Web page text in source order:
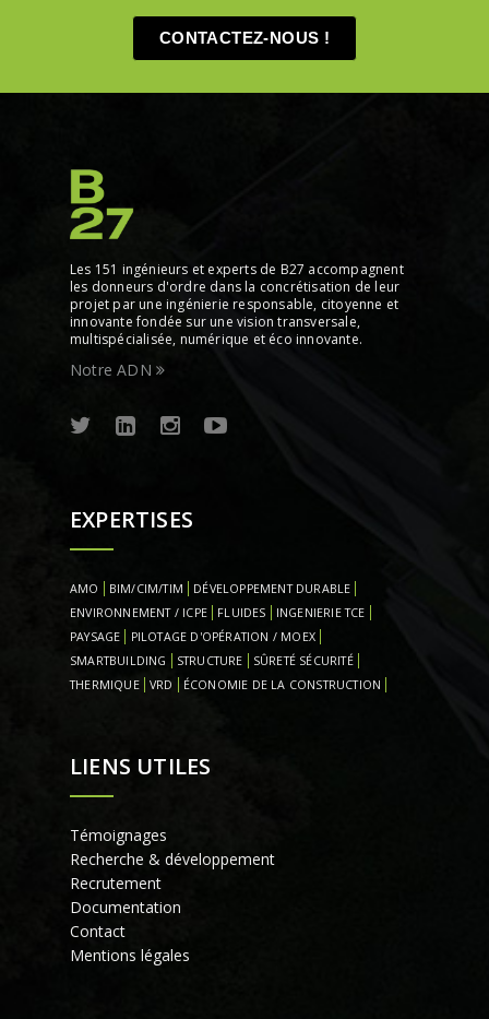
CONTACTEZ-NOUS !
Les 151 ingénieurs et experts de B27 accompagnent
les donneurs d'ordre dans la concrétisation de leur
projet par une ingénierie responsable, citoyenne et
innovante fondée sur une vision transversale,
multispécialisée, numérique et éco innovante.
Notre ADN
EXPERTISES
AMO BIM/CIM/TIM
DÉVELOPPEMENT DURABLE
ENVIRONNEMENT / ICPE
FLUIDES
INGENIERIE TCE
PAYSAGE
PILOTAGE D'OPÉRATION / MOEX
SMARTBUILDING
STRUCTURE
SÛRETÉ SÉCURITÉ
THERMIQUE
VRD ÉCONOMIE DE LA CONSTRUCTION
LIENS UTILES
Témoignages
Recherche & développement
Recrutement
Documentation
Contact
Mentions légales